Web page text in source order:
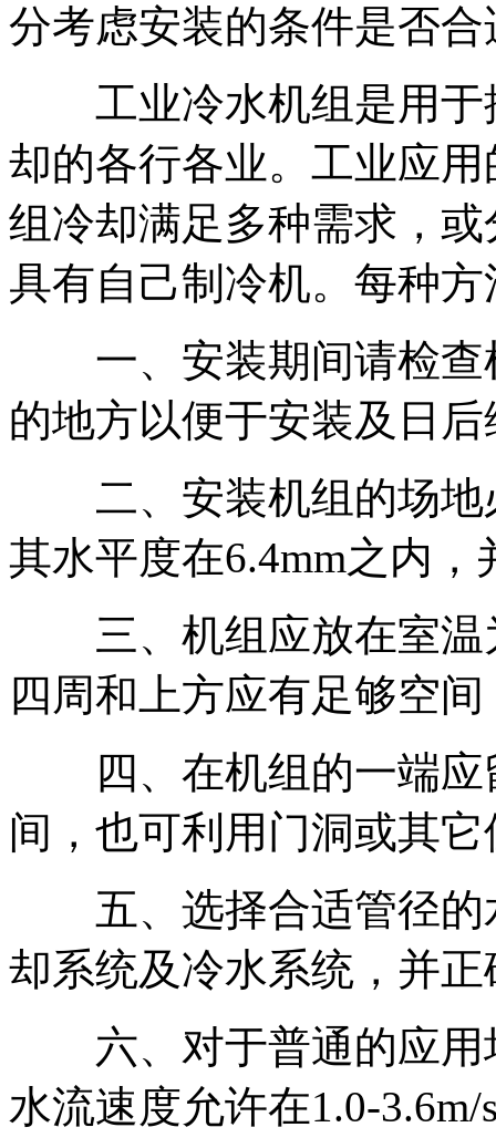
分考虑安装的条件是否合
工业冷水机组是用于
却的各行各业。工业应
组冷却满足多种需求，
具有自己制冷机。每种
一、安装期间请检查
的地方以便于安装及日后
二、安装机组的场地
其水平度在6.4mm之内
三、机组应放在室温
四周和上方应有足够空
四、在机组的一端应
间，也可利用门洞或其
五、选择合适管径的
却系统及冷水系统，并
六、对于普通的应用
水流速度允许在1.0-3.6m/